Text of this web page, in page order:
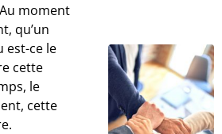
moment
qu’un
est-ce le
cette
le
cette